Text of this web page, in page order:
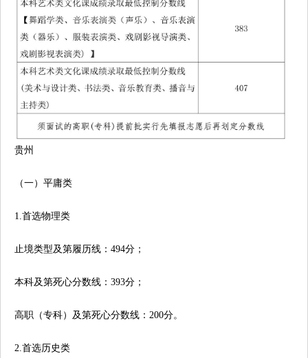
贵州
（一）平庸类
1.首选物理类
止境类型及第履历线：494分；
本科及第死心分数线：393分；
高职（专科）及第死心分数线：200分。
2.首选历史类